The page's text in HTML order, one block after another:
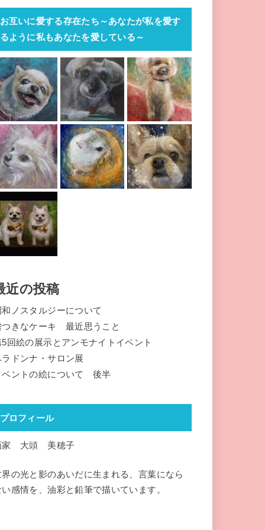
お互いに愛する存在たち～あなたが私を愛す
るように私もあなたを愛している～
近の投稿
和ノスタルジーについて
つきなケーキ 最近思うこと
5回絵の展示とアンモナイトイベント
ラドンナ・サロン展
ベントの絵について 後半
プロフィール
家 大頭 美穂子
界の光と影のあいだに生まれる、言葉になら
い感情を、油彩と鉛筆で描いています。